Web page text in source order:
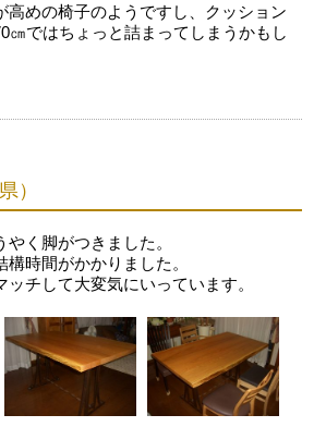
高めの椅子のようですし、クッション
㎝ではちょっと詰まってしまうかもし
）
く脚がつきました。
時間がかかりました。
チして大変気にいっています。